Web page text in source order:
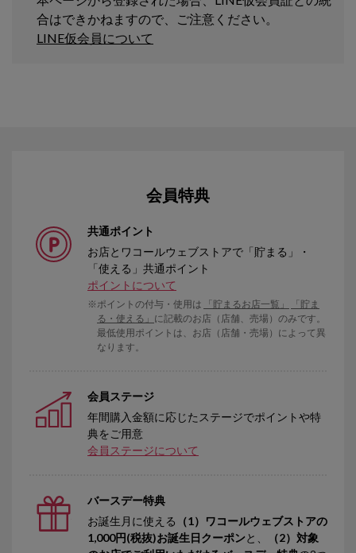
合はできかねますので、ご注意ください。
LINE仮会員について
会員特典
共通ポイント
お店とワコールウェブストアで「貯まる」・
「使える」 共通ポイント
ポイントについて
ポイントの付与・使用は 「貯まるお店一覧」
「貯ま
る・使える」 に記載のお店（店舗、売場）のみです。
最低使用ポイントは、お店（店舗・売場）によって異
なります。
会員ステージ
年間購入金額に応じたステージでポイントや特
典をご用意
会員ステージについて
バースデー特典
お誕生月に使える
（1）ワコールウェブストアの
1,000円(税抜)お誕生日クーポンと、
（2）対象